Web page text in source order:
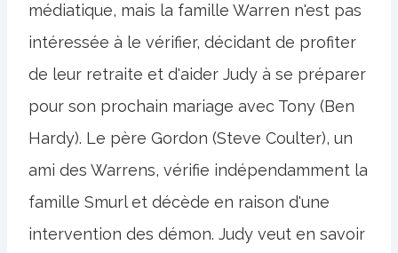
médiatique, mais la famille Warren n'est pas
intéressée à le vérifier, décidant de profiter
de leur retraite et d'aider Judy à se préparer
pour son prochain mariage avec Tony (Ben
Hardy). Le père Gordon (Steve Coulter), un
ami des Warrens, vérifie indépendamment la
famille Smurl et décède en raison d'une
intervention des démon. Judy veut en savoir